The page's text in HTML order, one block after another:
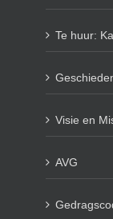
Te huur:
Visie en
AVG